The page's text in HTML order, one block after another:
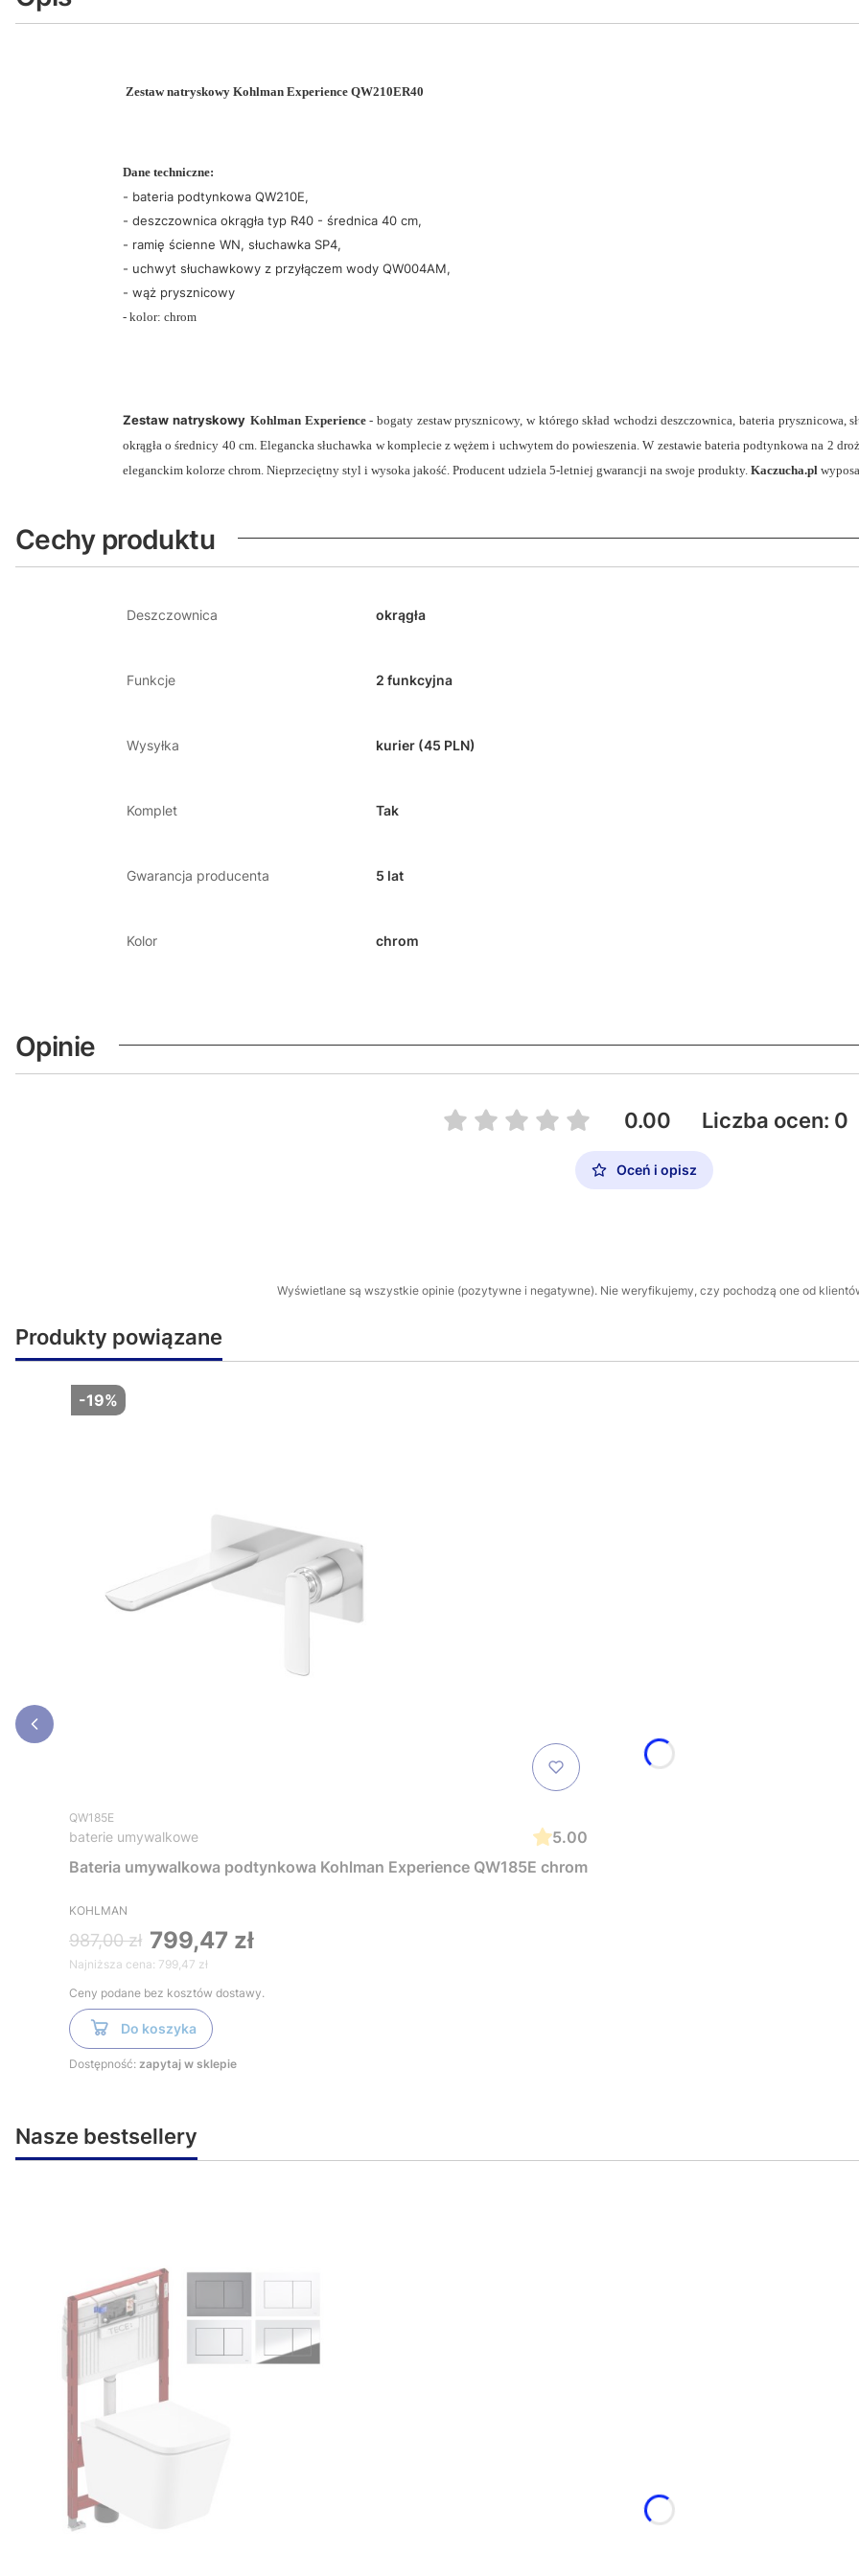
Zestaw natryskowy Kohlman Experience QW210ER40
Dane techniczne:
- bateria podtynkowa QW210E,
- deszczownica okrągła typ R40 - średnica 40 cm,
- ramię ścienne WN, słuchawka SP4,
- uchwyt słuchawkowy z przyłączem wody QW004AM,
- wąż prysznicowy
- kolor: chrom
Zestaw natryskowy Kohlman Experience- bogaty zestaw prysznicowy, w którego skład wchodzi deszczownica, bateria prysznicowa,
okrągła o średnicy 40 cm. Elegancka słuchawka w komplecie z wężem i uchwytem do powieszenia. W zestawie bateria podtynkowa na 2
eleganckim kolorze chrom. Nieprzeciętny styl i wysoka jakość. Producent udziela 5-letniej gwarancji na swoje produkty. Kaczucha.pl
Cechy produktu
Deszczownica okrągła
Funkcje 2 funkcyjna
Wysyłka kurier (45 PLN)
Komplet Tak
Gwarancja producenta 5 lat
Kolor chrom
Opinie
0.00 Liczba ocen: 0
Oceń i opisz
Wyświetlane są wszystkie opinie (pozytywne i negatywne). Nie weryfikujemy, czy pochodzą one od
Produkty powiązane
-19%
QW185E
baterie umywalkowe
5.00
Bateria umywalkowa podtynkowa Kohlman Experience QW185E chrom
KOHLMAN
987,00 zł 799,47 zł
Najniższa cena: 799,47 zł
Ceny podane bez kosztów dostawy.
Do koszyka
Dostępność: zapytaj w sklepie
Nasze bestsellery